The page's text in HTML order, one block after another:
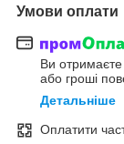
Умови оплати
Ви
або гроші
Детальніше
Оплатити